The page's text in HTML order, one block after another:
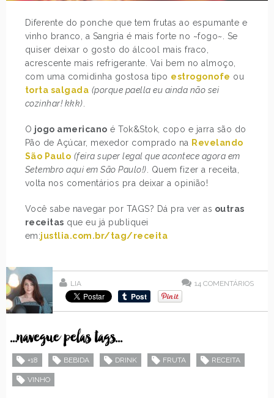
Diferente do ponche que tem frutas ao espumante e
vinho branco, a Sangria é mais forte no ~fogo~. Se
quiser deixar o gosto do álcool mais fraco,
acrescente mais refrigerante. Vai bem no almoço,
com uma comidinha gostosa tipo estrogonofe ou
torta salgada (porque paella eu ainda não sei
cozinhar! kkk).
O jogo americano é Tok&Stok, copo e jarra são do
Pão de Açúcar, mexedor comprado na Revelando
São Paulo (feira super legal que acontece agora em
Setembro aqui em São Paulo!). Quem fizer a receita,
volta nos comentários pra deixar a opinião!
Você sabe navegar por TAGS? Dá pra ver as outras
receitas que eu já publiquei
em:justlia.com.br/tag/receita
LIA 14 COMENTÁRIOS
...navegue pelas tags...
+18 BEBIDA DRINK FRUTA RECEITA
VINHO